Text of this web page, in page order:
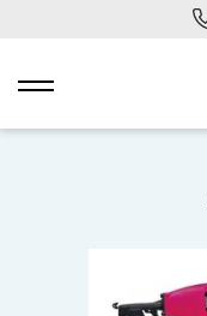
navigazione